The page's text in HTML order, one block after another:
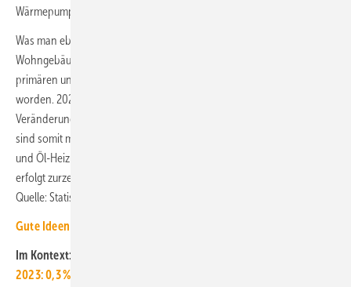
Wärmepumpen und Gas – mit unterschiedlichen Vorzeichen.
Was man ebenfalls erkennen kann: Für die 2022 fertiggestellten neuen
Wohngebäude sind etwa 60 100 Heizungs-Wärmepumpen (59 000 zur
primären und 1100 zur sekundären Wärmeversorgung) installiert
worden. 2023 waren es mit 63 500 (62 600 und 900) kaum mehr.
Veränderungen bei den realisierten Wärmepumpen-Installationen
sind somit momentan fast ausschließlich dem Austausch von Gas-
und Öl-Heizungen zuzuordnen, der Austausch von Wärmepumpen
erfolgt zurzeit nur selten. ■
Quelle: Statistisches Bundesamt, eigene Berechnungen / jv
Gute Ideen für den Wärmepumpenhochlauf
Im Kontext:
2023: 0,3 % weniger Baufertigstellungen als im Vorjahr